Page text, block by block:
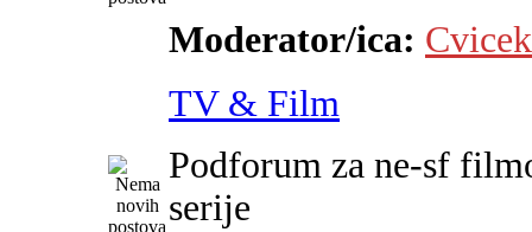
Moderator/ica: Cvicek
TV & Film
Podforum za ne-sf
serije